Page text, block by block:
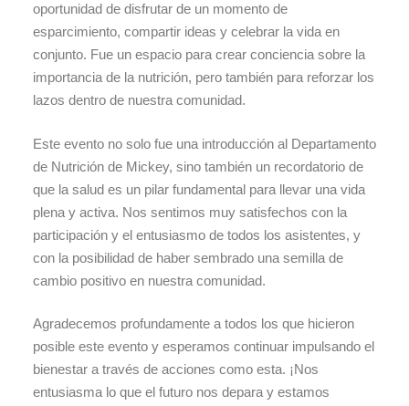
oportunidad de disfrutar de un momento de
esparcimiento, compartir ideas y celebrar la vida en
conjunto. Fue un espacio para crear conciencia sobre la
importancia de la nutrición, pero también para reforzar los
lazos dentro de nuestra comunidad.
Este evento no solo fue una introducción al Departamento
de Nutrición de Mickey, sino también un recordatorio de
que la salud es un pilar fundamental para llevar una vida
plena y activa. Nos sentimos muy satisfechos con la
participación y el entusiasmo de todos los asistentes, y
con la posibilidad de haber sembrado una semilla de
cambio positivo en nuestra comunidad.
Agradecemos profundamente a todos los que hicieron
posible este evento y esperamos continuar impulsando el
bienestar a través de acciones como esta. ¡Nos
entusiasma lo que el futuro nos depara y estamos